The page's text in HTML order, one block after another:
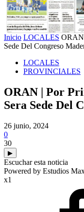
Inicio LOCALES ORAN
Sede Del Congreso
LOCALES
PROVINCIALES
ORAN | Por
Sera Sede Del
26 junio, 2024
0
30
▶
Escuchar esta noticia
Powered by Estudios
x1